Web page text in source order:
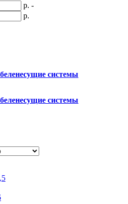
р. -
р.
системы
системы